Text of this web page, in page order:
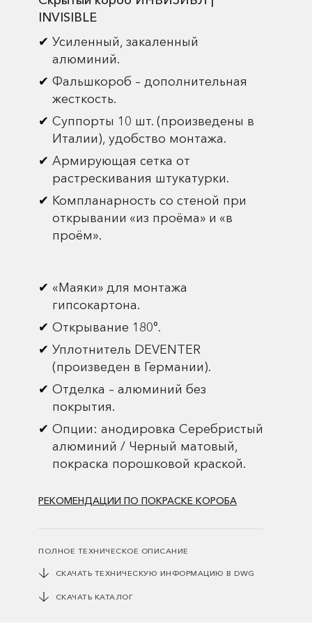
INVISIBLE
Усиленный, закаленный
алюминий.
Фальшкороб – дополнительная
жесткость.
Суппорты 10 шт. (произведены в
Италии), удобство монтажа.
Армирующая сетка от
растрескивания штукатурки.
Компланарность со стеной при
открывании «из проёма» и «в
проём».
«Маяки» для монтажа
гипсокартона.
Открывание 180°.
Уплотнитель DEVENTER
(произведен в Германии).
Отделка – алюминий без
покрытия.
Опции: анодировка Серебристый
алюминий / Черный матовый,
покраска порошковой краской.
РЕКОМЕНДАЦИИ ПО ПОКРАСКЕ КОРОБА
ПОЛНОЕ ТЕХНИЧЕСКОЕ ОПИСАНИЕ
СКАЧАТЬ ТЕХНИЧЕСКУЮ ИНФОРМАЦИЮ В DWG
СКАЧАТЬ КАТАЛОГ